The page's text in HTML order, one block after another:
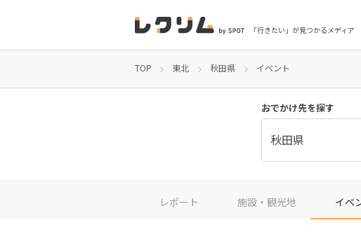
「行きたい」が見つかるメディア
TOP 東北 秋田県 イベント
おでかけ先を探す
秋田県
レポート 施設・観光地 イベ